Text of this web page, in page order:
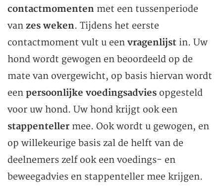
contactmomenten met een tussenperiode
van zes weken. Tijdens het eerste
contactmoment vult u een vragenlijst in. Uw
hond wordt gewogen en beoordeeld op de
mate van overgewicht, op basis hiervan wordt
een persoonlijke voedingsadvies opgesteld
voor uw hond. Uw hond krijgt ook een
stappenteller mee. Ook wordt u gewogen, en
op willekeurige basis zal de helft van de
deelnemers zelf ook een voedings- en
beweegadvies en stappenteller mee krijgen.